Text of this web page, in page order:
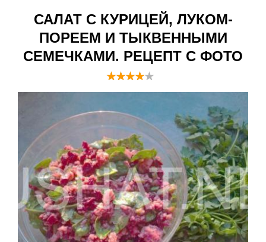
САЛАТ С КУРИЦЕЙ, ЛУКОМ-
ПОРЕЕМ И ТЫКВЕННЫМИ
СЕМЕЧКАМИ. РЕЦЕПТ С ФОТО